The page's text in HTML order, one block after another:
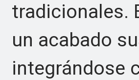
tradicionales.
un acabado
integrándose